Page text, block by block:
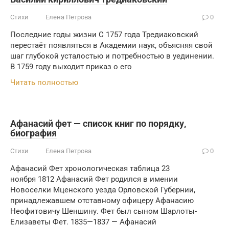
Стихи Елена Петрова 0
Последние годы жизни С 1757 года Тредиаковский
перестаёт появляться в Академии наук, объясняя свой
шаг глубокой усталостью и потребностью в уединении.
В 1759 году выходит приказ о его
Читать полностью
Афанасий фет — список книг по порядку,
биография
Стихи Елена Петрова 0
Афанасий Фет хронологическая таблица 23
ноября 1812 Афанасий Фет родился в имении
Новоселки Мценского уезда Орловской Губернии,
принадлежавшем отставному офицеру Афанасию
Неофитовичу Шеншину. Фет был сыном Шарлоты-
Елизаветы Фет. 1835—1837 — Афанасий